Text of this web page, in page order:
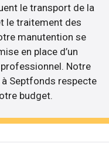
le transport de la
le traitement des
manutention se
en place d’un
Notre
à Septfonds respecte
budget.